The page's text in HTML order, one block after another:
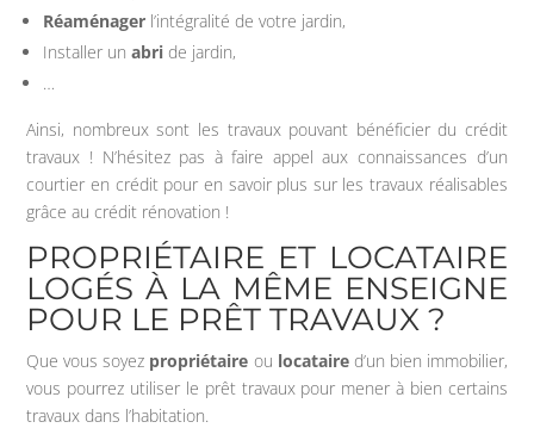
Réaménager l’intégralité de votre jardin,
Installer unabri de jardin,
…
Ainsi, nombreux sont les travaux pouvant bénéficier du crédit
travaux ! N’hésitez pas à faire appel aux connaissances d’un
courtier en crédit pour en savoir plus sur les travaux réalisables
grâce au crédit rénovation !
PROPRIÉTAIRE ET LOCATAIRE
LOGÉS À LA MÊME ENSEIGNE
POUR LE PRÊT TRAVAUX ?
Que vous soyez propriétaire ou locataired’un bien immobilier,
vous pourrez utiliser le prêt travaux pour mener à bien certains
travaux dans l’habitation.